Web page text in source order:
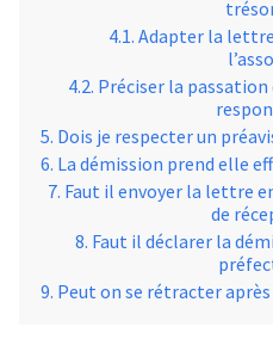
Adapter la
Préciser la
Dois je respecter un
La démission prend elle
Faut il envoyer la lettre
de
Faut il déclarer la
Peut on se rétracter